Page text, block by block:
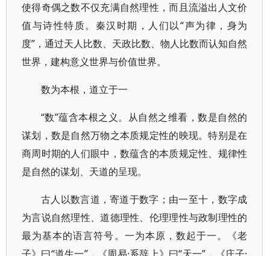
使得奇偶之数不仅充满自然理性，而且流溢出人文价
值与诗性特质。秦汉时期，人们以“声为律，身为
度”，通过天人比数、天政比数、物人比数而认知自然
世界，建构意义世界与价值世界。
数为本根，道立于一
“数”蕴含本根之义。从自然之维看，数是自然的
谋划，数是自然万物之本质规定性的映现。特别是在
商周时期的人们眼中，数蕴含的本质规定性、规律性
是自然的谋划、天道的呈现。
古人以数言道，寄道于数字；由一至十，数字成
为言说自然理性、道德理性、伦理理性与政制理性的
最为基本的语言符号。一为本原，数起于一。《老